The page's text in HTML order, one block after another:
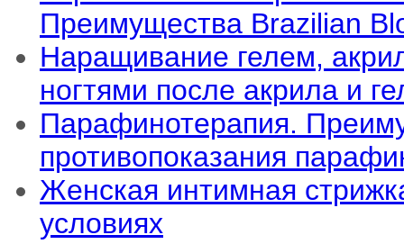
Преимущества Brazilian
Наращивание гелем,
ногтями после акрила и
Парафинотерапия.
противопоказания
Женская интимная
условиях